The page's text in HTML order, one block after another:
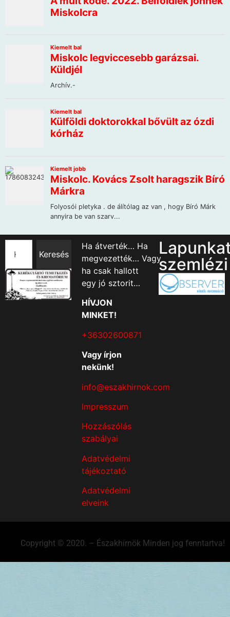
Keresés
Ha átverték… Ha
megvezették… Vagy
ha csak hallott
egy jó sztorit…
HÍVJON
MINKET!
+36302600871
Vagy írjon
nekünk!
info@eszakhirnok.com
Impresszum
Hozzászólás
szabályai
Adatvédelmi
tájékoztató
Adatvédelmi
elveink
szemlézi
Copyright © 2020. – Északhírnök Minden jog fenntartva!